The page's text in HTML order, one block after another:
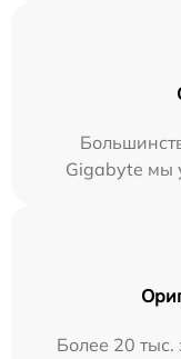
Gigabyte мы
Более 20 тыс.